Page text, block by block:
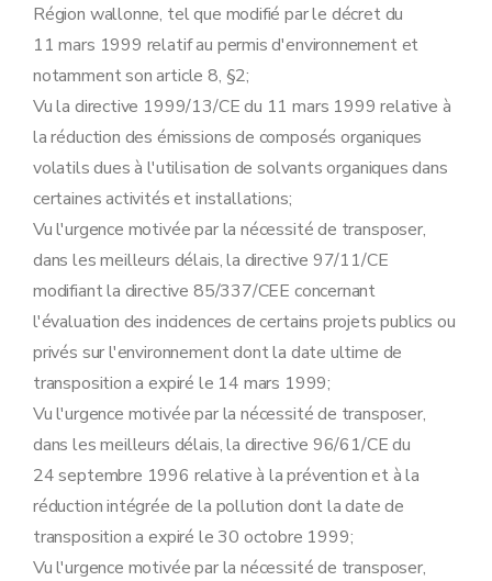
Région wallonne, tel que modifié par le décret du
11 mars 1999 relatif au permis d'environnement et
notamment son article 8, §2;
Vu la directive 1999/13/CE du 11 mars 1999 relative à
la réduction des émissions de composés organiques
volatils dues à l'utilisation de solvants organiques dans
certaines activités et installations;
Vu l'urgence motivée par la nécessité de transposer,
dans les meilleurs délais, la directive 97/11/CE
modifiant la directive 85/337/CEE concernant
l'évaluation des incidences de certains projets publics ou
privés sur l'environnement dont la date ultime de
transposition a expiré le 14 mars 1999;
Vu l'urgence motivée par la nécessité de transposer,
dans les meilleurs délais, la directive 96/61/CE du
24 septembre 1996 relative à la prévention et à la
réduction intégrée de la pollution dont la date de
transposition a expiré le 30 octobre 1999;
Vu l'urgence motivée par la nécessité de transposer,